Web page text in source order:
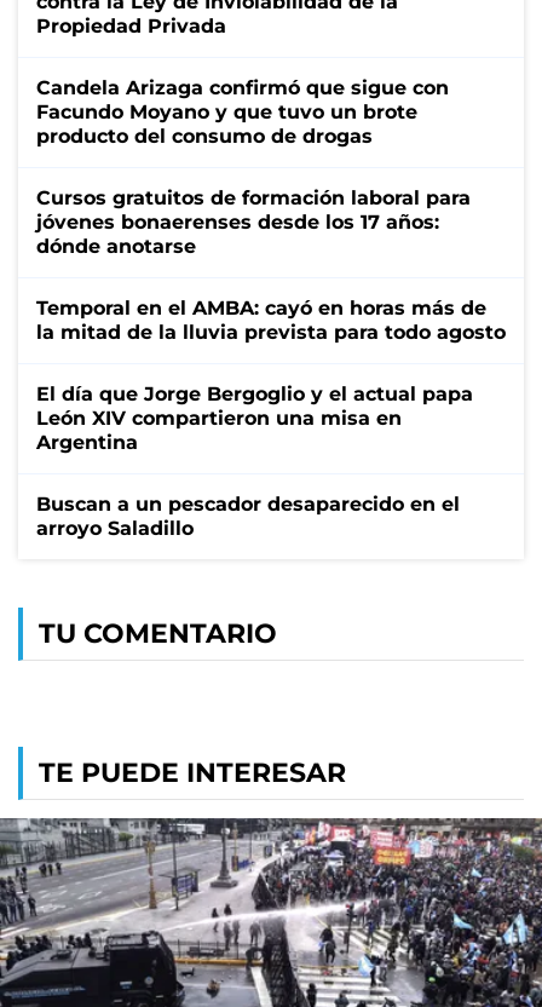
Propiedad Privada
Candela Arizaga confirmó que sigue con
Facundo Moyano y que tuvo un brote
producto del consumo de drogas
Cursos gratuitos de formación laboral para
jóvenes bonaerenses desde los 17 años:
dónde anotarse
Temporal en el AMBA: cayó en horas más de
la mitad de la lluvia prevista para todo agosto
El día que Jorge Bergoglio y el actual papa
León XIV compartieron una misa en
Argentina
Buscan a un pescador desaparecido en el
arroyo Saladillo
TU COMENTARIO
TE PUEDE INTERESAR